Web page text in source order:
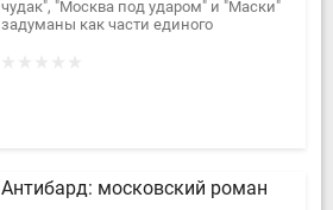
чудак", "Москва под ударом" и "Маски"
задуманы как части единого
Антибард: московский роман